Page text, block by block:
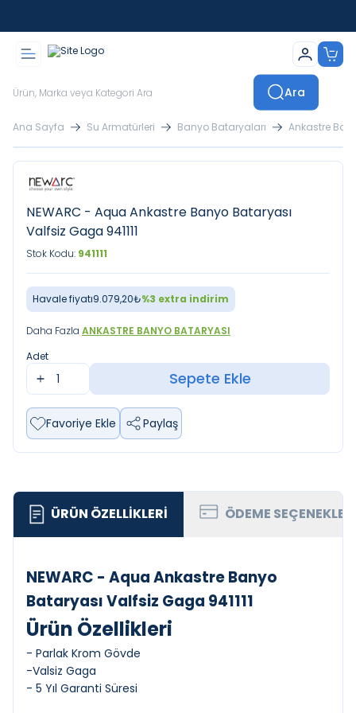
Ara
Ana Sayfa Su Armatürleri Banyo Bataryaları Ankastre
NEWARC - Aqua Ankastre Banyo Bataryası
Valfsiz Gaga 941111
Stok Kodu: 941111
Havale fiyatı9.079,20₺%3 extra indirim
Daha Fazla ANKASTRE BANYO BATARYASI
Adet
Sepete Ekle
Favoriye Ekle Paylaş
ÜRÜN ÖZELLIKLERI ÖDEME
NEWARC - Aqua Ankastre Banyo
Bataryası Valfsiz Gaga 941111
Ürün Özellikleri
- Parlak Krom Gövde
-Valsiz Gaga
- 5 Yıl Garanti Süresi